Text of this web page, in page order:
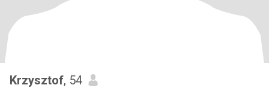
Krzysztof, 54